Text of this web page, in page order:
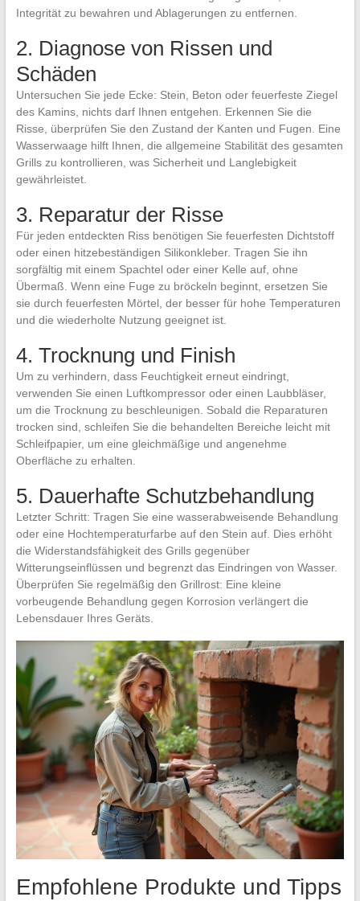
Integrität zu bewahren und Ablagerungen zu entfernen.
2. Diagnose von Rissen und
Schäden
Untersuchen Sie jede Ecke: Stein, Beton oder feuerfeste Ziegel
des Kamins, nichts darf Ihnen entgehen. Erkennen Sie die
Risse, überprüfen Sie den Zustand der Kanten und Fugen. Eine
Wasserwaage hilft Ihnen, die allgemeine Stabilität des gesamten
Grills zu kontrollieren, was Sicherheit und Langlebigkeit
gewährleistet.
3. Reparatur der Risse
Für jeden entdeckten Riss benötigen Sie feuerfesten Dichtstoff
oder einen hitzebeständigen Silikonkleber. Tragen Sie ihn
sorgfältig mit einem Spachtel oder einer Kelle auf, ohne
Übermaß. Wenn eine Fuge zu bröckeln beginnt, ersetzen Sie
sie durch feuerfesten Mörtel, der besser für hohe Temperaturen
und die wiederholte Nutzung geeignet ist.
4. Trocknung und Finish
Um zu verhindern, dass Feuchtigkeit erneut eindringt,
verwenden Sie einen Luftkompressor oder einen Laubbläser,
um die Trocknung zu beschleunigen. Sobald die Reparaturen
trocken sind, schleifen Sie die behandelten Bereiche leicht mit
Schleifpapier, um eine gleichmäßige und angenehme
Oberfläche zu erhalten.
5. Dauerhafte Schutzbehandlung
Letzter Schritt: Tragen Sie eine wasserabweisende Behandlung
oder eine Hochtemperaturfarbe auf den Stein auf. Dies erhöht
die Widerstandsfähigkeit des Grills gegenüber
Witterungseinflüssen und begrenzt das Eindringen von Wasser.
Überprüfen Sie regelmäßig den Grillrost: Eine kleine
vorbeugende Behandlung gegen Korrosion verlängert die
Lebensdauer Ihres Geräts.
Empfohlene Produkte und Tipps